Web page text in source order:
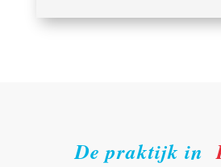
De praktijk in